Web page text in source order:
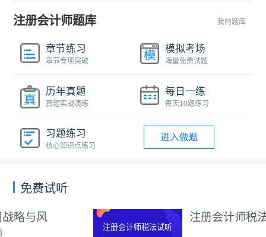
注册会计师题库 我的题库
章节练习
章节专项突破
模拟考场
海量免费试题
历年真题
真题实战演练
每日一练
每天10题练习
习题练习
核心知识点练习
进入做题
免费试听
注册会计师税法试听视频